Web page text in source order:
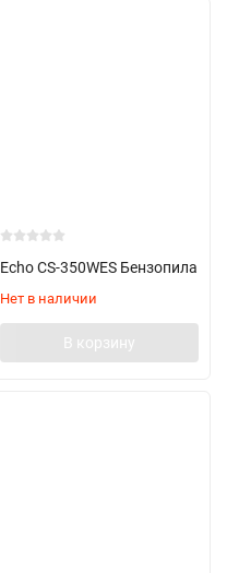
Echo CS-350WES Бензопила
Нет в наличии
В корзину